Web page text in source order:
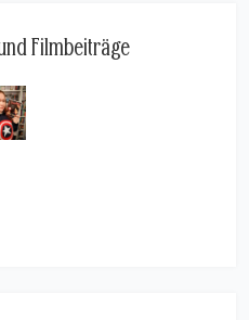
Filmbeiträge